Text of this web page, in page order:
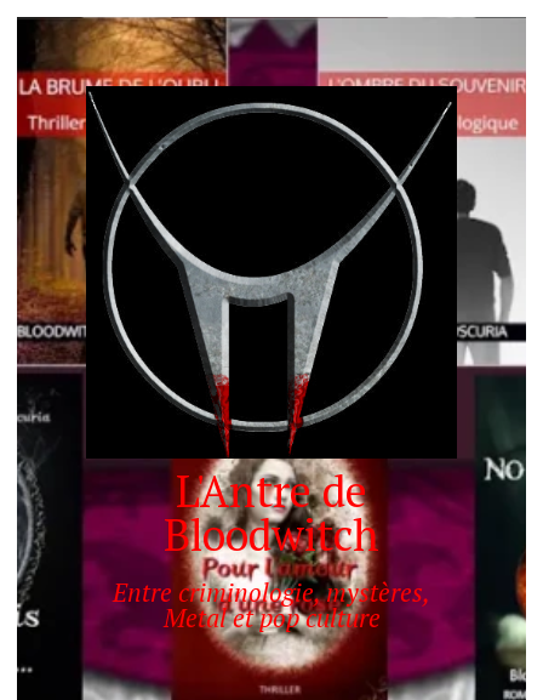
L'Antre de
Bloodwitch
Entre criminologie, mystères,
Metal et pop culture